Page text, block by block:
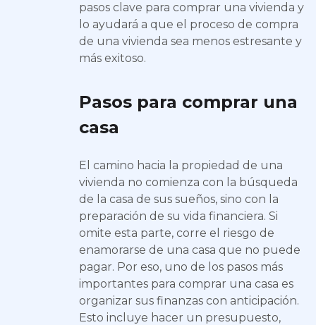
pasos clave para comprar una vivienda y
lo ayudará a que el proceso de compra
de una vivienda sea menos estresante y
más exitoso.
Pasos para comprar una
casa
El camino hacia la propiedad de una
vivienda no comienza con la búsqueda
de la casa de sus sueños, sino con la
preparación de su vida financiera. Si
omite esta parte, corre el riesgo de
enamorarse de una casa que no puede
pagar. Por eso, uno de los pasos más
importantes para comprar una casa es
organizar sus finanzas con anticipación.
Esto incluye hacer un presupuesto,